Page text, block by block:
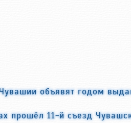
объявят годом
прошёл 11-й съезд